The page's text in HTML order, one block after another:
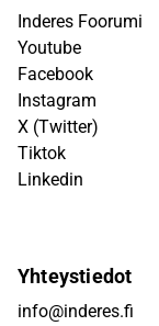
Inderes Foorumi
Youtube
Facebook
Instagram
X (Twitter)
Tiktok
Linkedin
Yhteystiedot
info@inderes.fi